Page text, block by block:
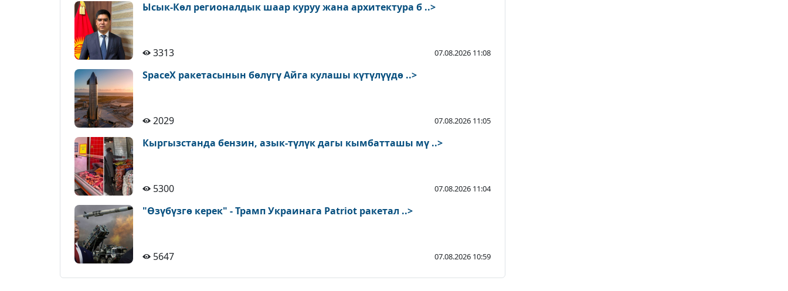
Ысык-Көл регионалдык шаар куруу жана архитектура б ..>
3313 07.08.2026 11:08
SpaceX ракетасынын бөлүгү Айга кулашы күтүлүүдө ..>
2029 07.08.2026 11:05
Кыргызстанда бензин, азык-түлүк дагы кымбатташы мү ..>
5300 07.08.2026 11:04
"Өзүбүзгө керек" - Трамп Украинага Patriot ракетал ..>
5647 07.08.2026 10:59